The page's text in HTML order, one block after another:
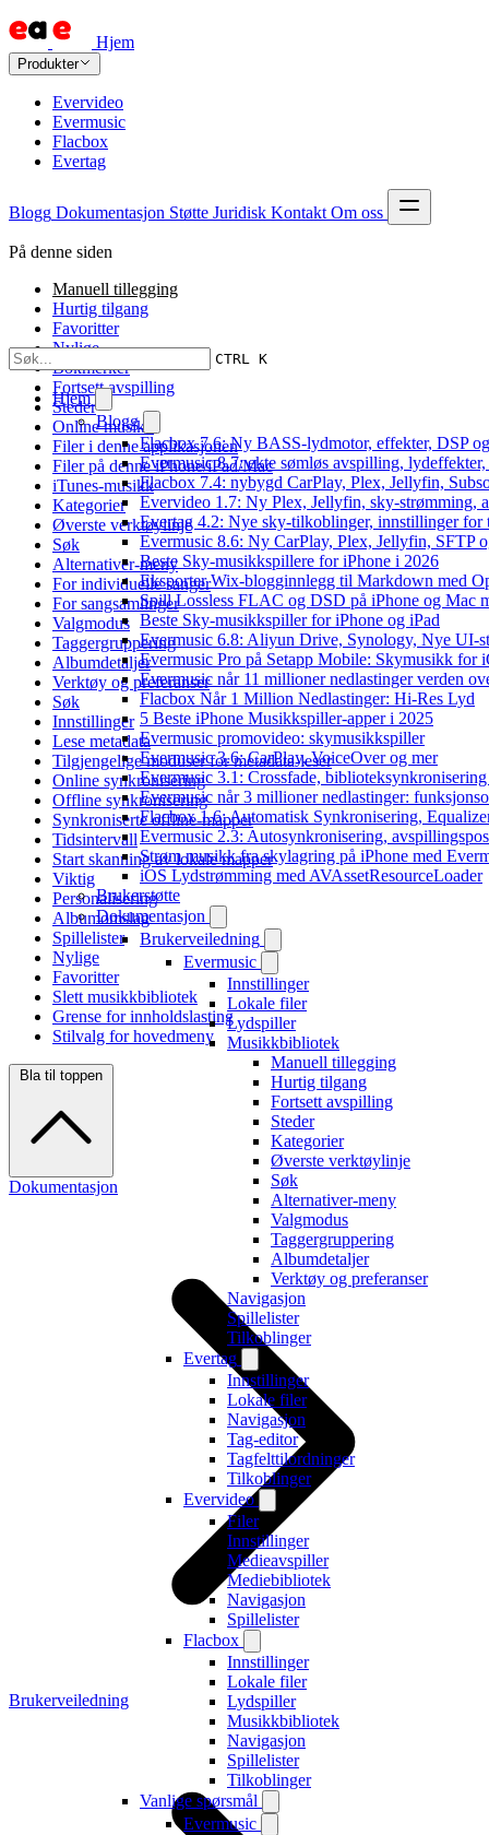
Hjem
Produkter
Evervideo
Evermusic
Flacbox
Evertag
Blogg Dokumentasjon Støtte Juridisk Kontakt Om oss
CTRL K
Hjem
Blogg
Flacbox 7.6: Ny BASS-lydmotor, effekter, DSP
Evermusic 8.7: ekte sømløs avspilling,
Flacbox 7.4: nybygd CarPlay, Plex, Jellyfin,
Evervideo 1.7: Ny Plex, Jellyfin, sky-strømming,
Evertag 4.2: Nye sky-tilkoblinger, innstillinger for
Evermusic 8.6: Ny CarPlay, Plex, Jellyfin, SFTP
Beste Sky-musikkspillere for iPhone i 2026
Eksporter Wix-blogginnlegg til Markdown med
Spill Lossless FLAC og DSD på iPhone og Mac
Beste Sky-musikkspiller for iPhone og iPad
Evermusic 6.8: Aliyun Drive, Synology, Nye UI-
Evermusic Pro på Setapp Mobile: Skymusikk for
Evermusic når 11 millioner nedlastinger verden
Flacbox Når 1 Million Nedlastinger: Hi-Res Lyd
5 Beste iPhone Musikkspiller-apper i 2025
Evermusic promovideo: skymusikkspiller
Evermusic 3.6: CarPlay, VoiceOver og mer
Evermusic 3.1: Crossfade,
Evermusic når 3 millioner nedlastinger:
Flacbox 1.6: Automatisk Synkronisering,
Evermusic 2.3: Autosynkronisering,
Strøm musikk fra skylagring på iPhone med
iOS Lydstrømming med AVAssetResourceLoader
Brukerstøtte
Dokumentasjon
Brukerveiledning
Evermusic
Innstillinger
Lokale filer
Lydspiller
Musikkbibliotek
Manuell tillegging
Hurtig tilgang
Fortsett avspilling
Steder
Kategorier
Øverste verktøylinje
Søk
Alternativer-meny
Valgmodus
Taggergruppering
Albumdetaljer
Verktøy og preferanser
Navigasjon
Spillelister
Tilkoblinger
Evertag
Innstillinger
Lokale filer
Navigasjon
Tag-editor
Tagfelttilordninger
Tilkoblinger
Evervideo
Filer
Innstillinger
Medieavspiller
Mediebibliotek
Navigasjon
Spillelister
Flacbox
Innstillinger
Lokale filer
Lydspiller
Musikkbibliotek
Navigasjon
Spillelister
Tilkoblinger
Vanlige spørsmål
Evermusic
På denne siden
Manuell tillegging
Hurtig tilgang
Favoritter
Nylige
Bokmerker
Fortsett avspilling
Steder
Online musikk
Filer i denne applikasjonen
Filer på denne iPhone/iPad/Mac
iTunes-musikk
Kategorier
Øverste verktøylinje
Søk
Alternativer-meny
For individuelle sanger
For sangsamlinger
Valgmodus
Taggergruppering
Albumdetaljer
Verktøy og preferanser
Søk
Innstillinger
Lese metadata
Tilgjengelige moduser for metadata-leser
Online synkronisering
Offline synkronisering
Synkroniserte offline-mapper
Tidsintervall
Start skanning av lokale mapper
Viktig
Personalisering
Albumomslag
Spillelister
Nylige
Favoritter
Slett musikkbibliotek
Grense for innholdslasting
Stilvalg for hovedmeny
Bla til toppen
Dokumentasjon
Brukerveiledning